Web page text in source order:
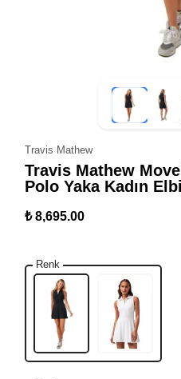
Travis Mathew
Travis Mathew
Polo Yaka Kadın
₺ 8,695.00
Renk